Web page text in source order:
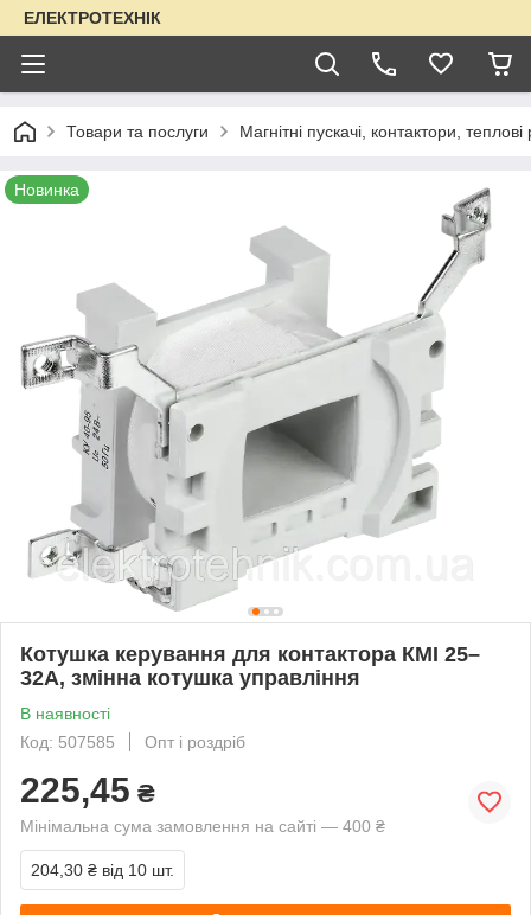
ЕЛЕКТРОТЕХНІК
Товари та послуги Магнітні пускачі, контактори,
Новинка
Котушка керування для контактора КМІ 25–
32А, змінна котушка управління
В наявності
Код: 507585
Опт і роздріб
225,45 ₴
Мінімальна сума замовлення на сайті — 400 ₴
204,30 ₴ від 10 шт.